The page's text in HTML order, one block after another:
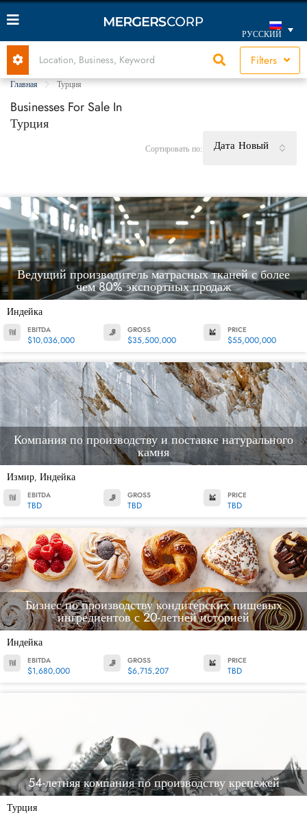
РУССКИЙ
Filters
Главная Турция
Businesses For Sale In
Турция
Сортировать по: Дата Новый
Ведущий производитель матрасных тканей с более
чем 80% экспортных продаж
Индейка
EBITDA
$10,036,000
GROSS
$35,500,000
PRICE
$55,000,000
Компания по производству и поставке натурального
камня
Измир, Индейка
EBITDA
TBD
GROSS
TBD
PRICE
TBD
Бизнес по производству кондитерских пищевых
ингредиентов с 20-летней историей
Индейка
EBITDA
$1,680,000
GROSS
$6,715,207
PRICE
TBD
54-летняя компания по производству крепежей
Турция